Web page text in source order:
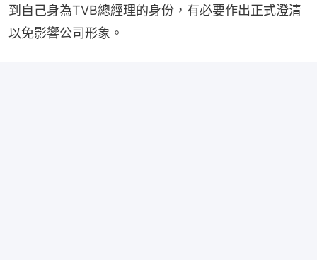
到自己身為TVB總經理的身份，有必要作出正式澄清
以免影響公司形象。